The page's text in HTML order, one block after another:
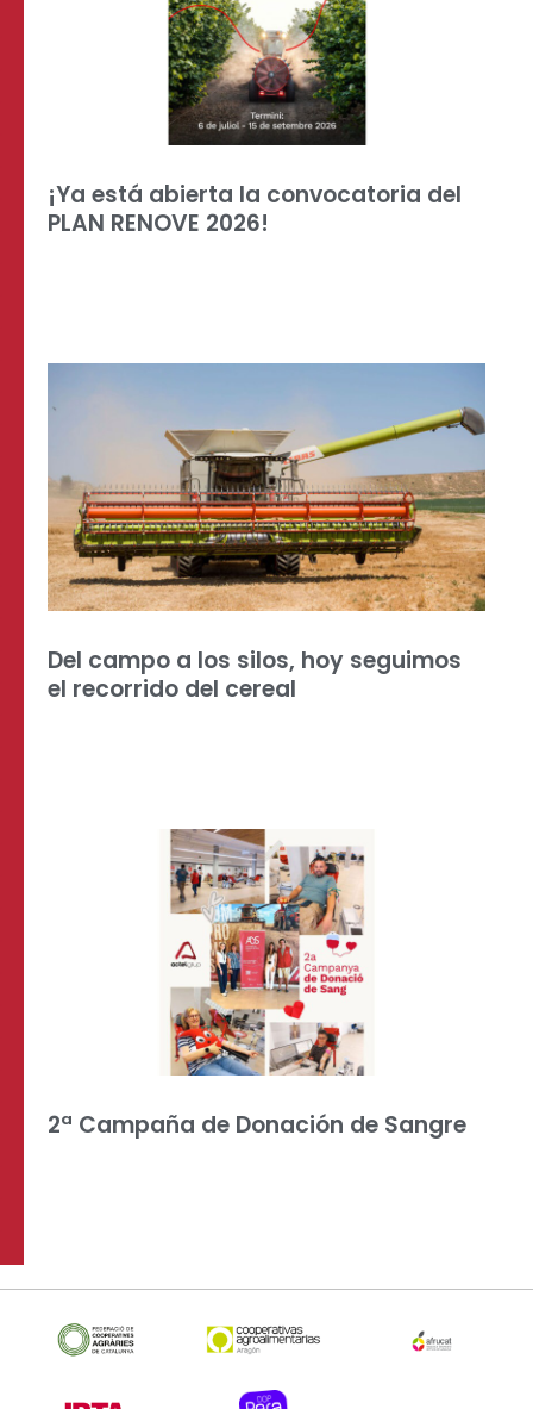
¡Ya está abierta la convocatoria del
PLAN RENOVE 2026!
Del campo a los silos, hoy seguimos
el recorrido del cereal
2ª Campaña de Donación de Sangre